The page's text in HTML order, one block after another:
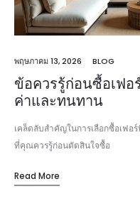
พฤษภาคม 13, 2026 BLOG
ข้อควรรู้ก่อนซื้อเฟอ
ค่าและทนทาน
เคล็ดลับสำคัญในการเลือกซื้อเฟอ
ที่คุณควรรู้ก่อนตัดสินใจซื้อ
Read More